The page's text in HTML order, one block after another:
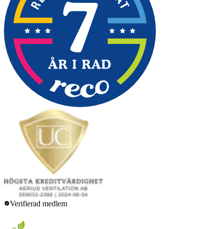
Verifierad medlem